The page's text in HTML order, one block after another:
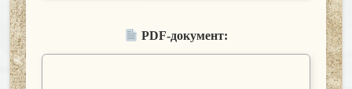
PDF-документ: